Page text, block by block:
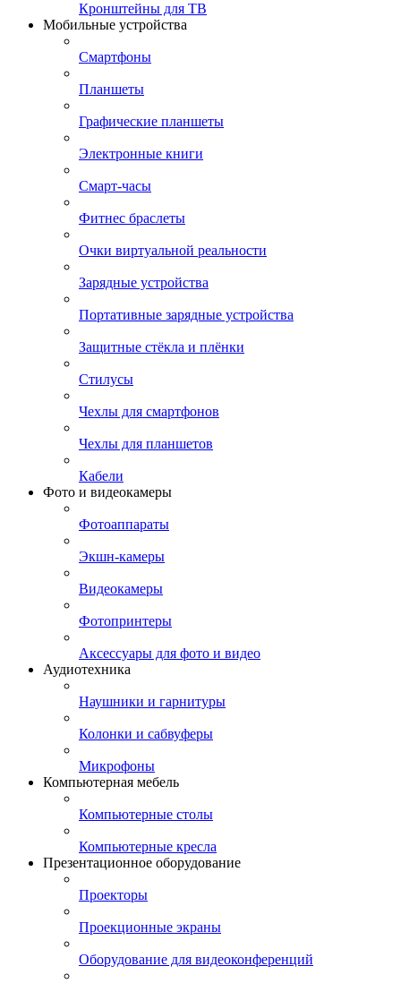
Кронштейны для ТВ
Мобильные устройства
Смартфоны
Планшеты
Графические планшеты
Электронные книги
Смарт-часы
Фитнес браслеты
Очки виртуальной реальности
Зарядные устройства
Портативные зарядные устройства
Защитные стёкла и плёнки
Стилусы
Чехлы для смартфонов
Чехлы для планшетов
Кабели
Фото и видеокамеры
Фотоаппараты
Экшн-камеры
Видеокамеры
Фотопринтеры
Аксессуары для фото и видео
Аудиотехника
Наушники и гарнитуры
Колонки и сабвуферы
Микрофоны
Компьютерная мебель
Компьютерные столы
Компьютерные кресла
Презентационное оборудование
Проекторы
Проекционные экраны
Оборудование для видеоконференций